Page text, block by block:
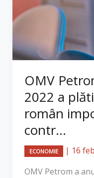
OMV
2022 a
român
contr...
ECONOMIE | 16
OMV Petrom a